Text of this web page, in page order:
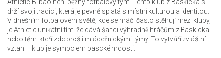
g
a
c
i
Athletic Bilbao není běžný fotbalový tým. Tento klub z Baskicka si
drží svoji tradici, která je pevně spjatá s místní kulturou a identitou.
V dnešním fotbalovém světě, kde se hráči často stěhují mezi kluby,
je Athletic unikátní tím, že dává šanci výhradně hráčům z Baskicka
nebo těm, kteří zde prošli mládežnickými týmy. To vytváří zvláštní
vztah – klub je symbolem bascké hrdosti.